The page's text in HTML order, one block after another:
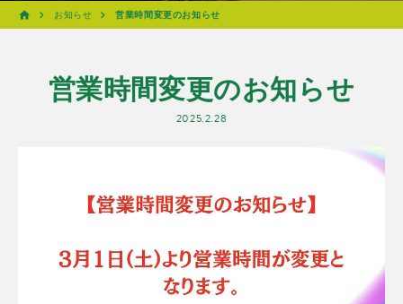
お知らせ 営業時間変更のお知らせ
営業時間変更のお知らせ
2025.2.28